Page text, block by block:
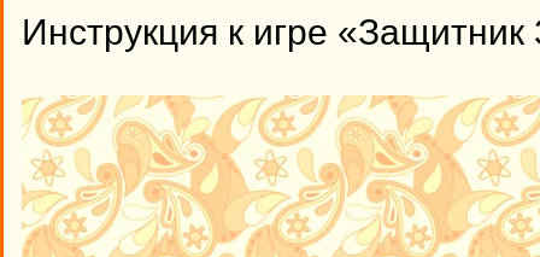
Инструкция к игре